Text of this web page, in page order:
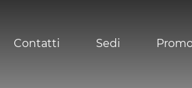
Contatti Sedi